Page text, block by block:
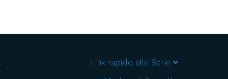
Link rapido alle Serie